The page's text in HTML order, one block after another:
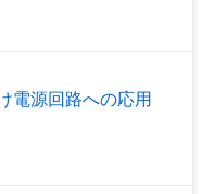
電源回路への応用